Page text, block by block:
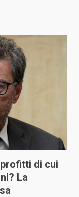
profitti di cui
La